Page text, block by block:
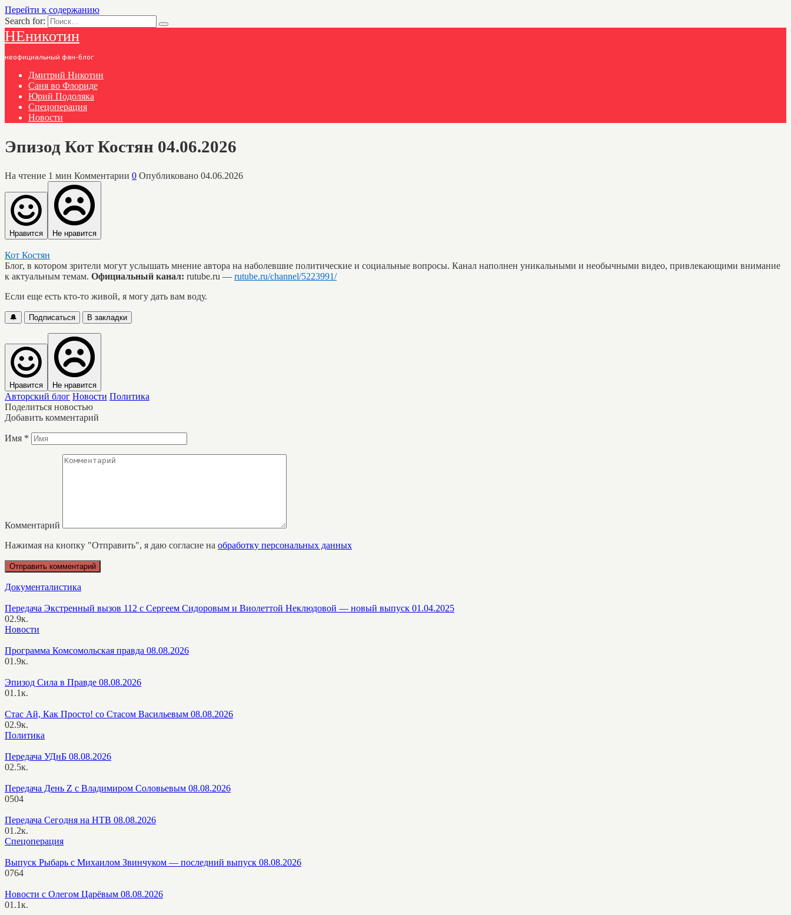
Перейти к содержанию
Search for:
НЕникотин
неофициальный фан-блог
Дмитрий Никотин
Саня во Флориде
Юрий Подоляка
Спецоперация
Новости
Эпизод Кот Костян 04.06.2026
На чтение 1 мин Комментарии 0 Опубликовано 04.06.2026
Нравится Не нравится
Кот Костян
Блог, в котором зрители могут услышать мнение автора на наболевшие политические и социальные вопросы. Канал наполнен уникальными и необычными видео, привлекающими внимание
к актуальным темам. Официальный канал: rutube.ru — rutube.ru/channel/5223991/
Если еще есть кто-то живой, я могу дать вам воду.
🔔 Подписаться В закладки
Нравится Не нравится
Авторский блог Новости Политика
Поделиться новостью
Добавить комментарий
Имя *
Комментарий
Нажимая на кнопку "Отправить", я даю согласие на обработку персональных данных
Документалистика
Передача Экстренный вызов 112 с Сергеем Сидоровым и Виолеттой Неклюдовой — новый выпуск 01.04.2025
02.9к.
Новости
Программа Комсомольская правда 08.08.2026
01.9к.
Эпизод Сила в Правде 08.08.2026
01.1к.
Стас Ай, Как Просто! со Стасом Васильевым 08.08.2026
02.9к.
Политика
Передача УДнБ 08.08.2026
02.5к.
Передача День Z с Владимиром Соловьевым 08.08.2026
0504
Передача Сегодня на НТВ 08.08.2026
01.2к.
Спецоперация
Выпуск Рыбарь с Михаилом Звинчуком — последний выпуск 08.08.2026
0764
Новости с Олегом Царёвым 08.08.2026
01.1к.